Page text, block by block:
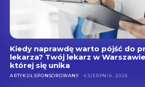
Kiedy naprawdę warto pójść do
lekarza? Twój lekarz w
której się unika
ARTYKUŁ SPONSOROWANY 4 SIERPNIA, 2026